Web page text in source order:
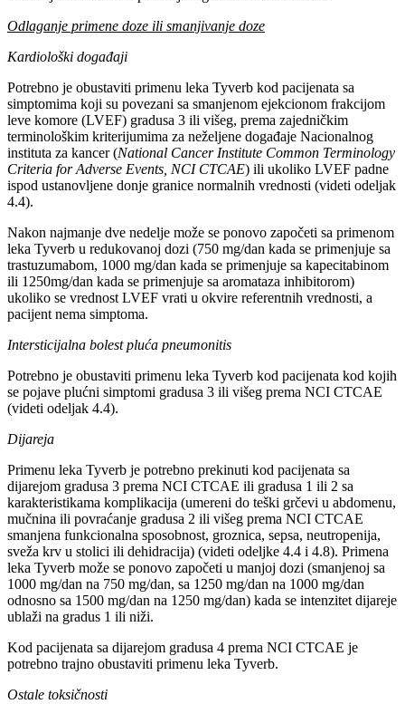
Odlaganje primene doze ili smanjivanje doze
Kardiološki događaji
Potrebno je obustaviti primenu leka Tyverb kod pacijenata sa
simptomima koji su povezani sa smanjenom ejekcionom frakcijom
leve komore (LVEF) gradusa 3 ili višeg, prema zajedničkim
terminološkim kriterijumima za neželjene događaje Nacionalnog
instituta za kancer (National Cancer Institute Common Terminology
Criteria for Adverse Events, NCI CTCAE) ili ukoliko LVEF padne
ispod ustanovljene donje granice normalnih vrednosti (videti odeljak
4.4).
Nakon najmanje dve nedelje može se ponovo započeti sa primenom
leka Tyverb u redukovanoj dozi (750 mg/dan kada se primenjuje sa
trastuzumabom, 1000 mg/dan kada se primenjuje sa kapecitabinom
ili 1250mg/dan kada se primenjuje sa aromataza inhibitorom)
ukoliko se vrednost LVEF vrati u okvire referentnih vrednosti, a
pacijent nema simptoma.
Intersticijalna bolest pluća pneumonitis
Potrebno je obustaviti primenu leka Tyverb kod pacijenata kod kojih
se pojave plućni simptomi gradusa 3 ili višeg prema NCI CTCAE
(videti odeljak 4.4).
Dijareja
Primenu leka Tyverb je potrebno prekinuti kod pacijenata sa
dijarejom gradusa 3 prema NCI CTCAE ili gradusa 1 ili 2 sa
karakteristikama komplikacija (umereni do teški grčevi u abdomenu,
mučnina ili povraćanje gradusa 2 ili višeg prema NCI CTCAE
smanjena funkcionalna sposobnost, groznica, sepsa, neutropenija,
sveža krv u stolici ili dehidracija) (videti odeljke 4.4 i 4.8). Primena
leka Tyverb može se ponovo započeti u manjoj dozi (smanjenoj sa
1000 mg/dan na 750 mg/dan, sa 1250 mg/dan na 1000 mg/dan
odnosno sa 1500 mg/dan na 1250 mg/dan) kada se intenzitet dijareje
ublaži na gradus 1 ili niži.
Kod pacijenata sa dijarejom gradusa 4 prema NCI CTCAE je
potrebno trajno obustaviti primenu leka Tyverb.
Ostale toksičnosti